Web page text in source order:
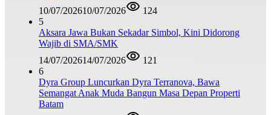
10/07/202610/07/2026
124
5
Aksara Jawa Bukan Sekadar Simbol, Kini Didorong
Wajib di SMA/SMK
14/07/202614/07/2026
121
6
Dyra Group Luncurkan Dyra Terranova, Bawa
Semangat Anak Muda Bangun Masa Depan Properti
Batam